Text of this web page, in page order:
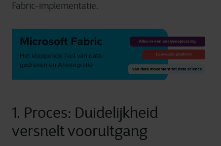
Fabric-implementatie.
1. Proces: Duidelijkheid
versnelt vooruitgang